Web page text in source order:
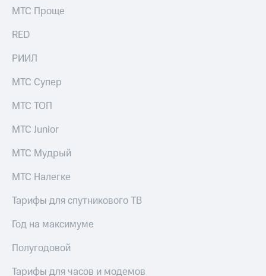
Порядок
выкупа
Описание
Уведомление
погашении
облигаций
Реквизиты
Контакты
развитие
На главную
МТС Проще
RED
РИИЛ
МТС Супер
МТС ТОП
МТС Junior
МТС Мудрый
МТС Налегке
Тарифы для спутникового ТВ
Год на максимуме
Полугодовой
Тарифы для часов и модемов